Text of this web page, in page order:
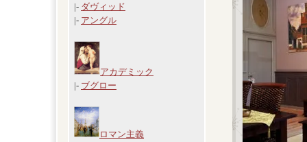
|- ダヴィッド
|- アングル
アカデミック
|- ブグロー
ロマン主義